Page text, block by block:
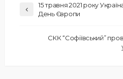
15 травня 2021 року
День Європи
СКК “Софіївський”